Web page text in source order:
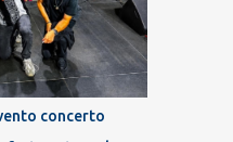
concerto